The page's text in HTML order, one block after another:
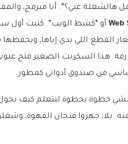
هالشغلة عني؟”. أنا مبرمج،
Web أو “كشط الويب”. كتبت أول
القطع اللي بدي إياها،
هذا السكربت الصغير فتح
خطوة بخطوة لنتعلم كيف
يلا، جهزوا فنجان القهوة،